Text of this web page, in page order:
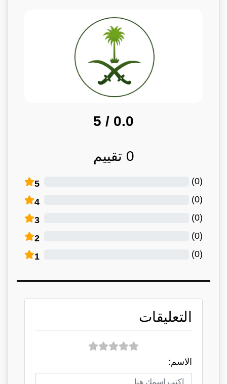
0.0
/ 5
0 تقييم
5 (
0
)
4 (
0
)
3 (
0
)
2 (
0
)
1 (
0
)
التعليقات
الاسم: